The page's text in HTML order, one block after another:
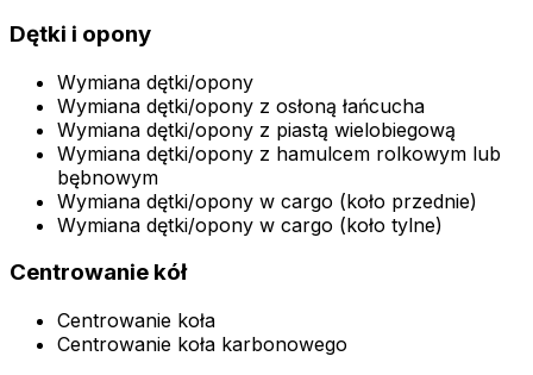
Dętki i opony
Wymiana dętki/opony
Wymiana dętki/opony z osłoną łańcucha
Wymiana dętki/opony z piastą wielobiegową
Wymiana dętki/opony z hamulcem rolkowym lub
bębnowym
Wymiana dętki/opony w cargo (koło przednie)
Wymiana dętki/opony w cargo (koło tylne)
Centrowanie kół
Centrowanie koła
Centrowanie koła karbonowego